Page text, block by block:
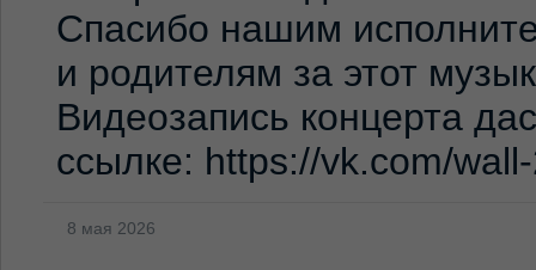
Спасибо нашим
и родителям за этот
Видеозапись концерта
ссылке: https://vk.com/
8 мая 2026